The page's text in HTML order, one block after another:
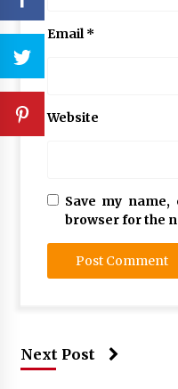
Email*
Website
Save my
browser for the
Next Post